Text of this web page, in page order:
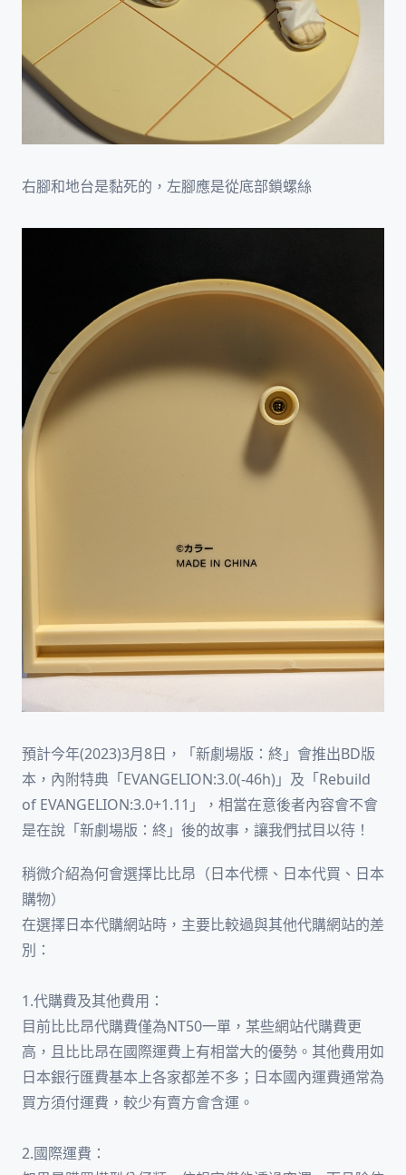
右腳和地台是黏死的，左腳應是從底部鎖螺絲
預計今年(2023)3月8日，「新劇場版：終」會推出BD版
本，內附特典「EVANGELION:3.0(-46h)」及「Rebuild
of EVANGELION:3.0+1.11」，相當在意後者內容會不會
是在說「新劇場版：終」後的故事，讓我們拭目以待！
稍微介紹為何會選擇比比昂（日本代標、日本代買、日本
購物）
在選擇日本代購網站時，主要比較過與其他代購網站的差
別：
1.代購費及其他費用：
目前比比昂代購費僅為NT50一單，某些網站代購費更
高，且比比昂在國際運費上有相當大的優勢。其他費用如
日本銀行匯費基本上各家都差不多；日本國內運費通常為
買方須付運費，較少有賣方會含運。
2.國際運費：